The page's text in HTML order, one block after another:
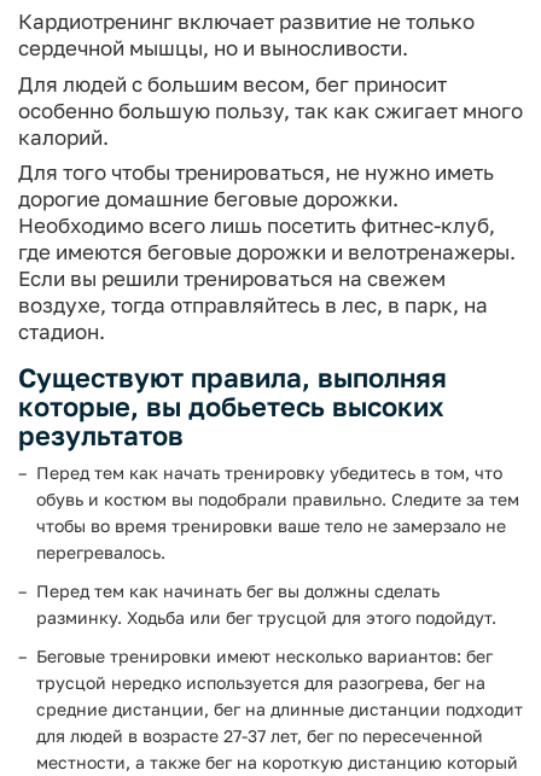
Кардиотренинг включает развитие не только
сердечной мышцы, но и выносливости.
Для людей с большим весом, бег приносит
особенно большую пользу, так как сжигает много
калорий.
Для того чтобы тренироваться, не нужно иметь
дорогие домашние беговые дорожки.
Необходимо всего лишь посетить фитнес-клуб,
где имеются беговые дорожки и велотренажеры.
Если вы решили тренироваться на свежем
воздухе, тогда отправляйтесь в лес, в парк, на
стадион.
Существуют правила, выполняя
которые, вы добьетесь высоких
результатов
Перед тем как начать тренировку убедитесь в том, что
обувь и костюм вы подобрали правильно. Следите за тем
чтобы во время тренировки ваше тело не замерзало не
перегревалось.
Перед тем как начинать бег вы должны сделать
разминку. Ходьба или бег трусцой для этого подойдут.
Беговые тренировки имеют несколько вариантов: бег
трусцой нередко используется для разогрева, бег на
средние дистанции, бег на длинные дистанции подходит
для людей в возрасте 27-37 лет, бег по пересеченной
местности, а также бег на короткую дистанцию который